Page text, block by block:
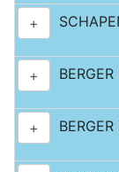
+
+
+